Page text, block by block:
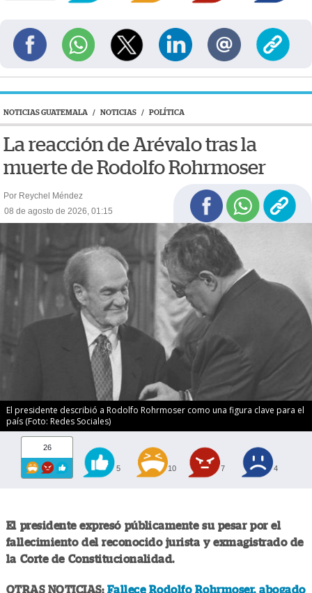
NOTICIAS GUATEMALA / NOTICIAS / POLÍTICA
La reacción de Arévalo tras la
muerte de Rodolfo Rohrmoser
Por Reychel Méndez
08 de agosto de 2026, 01:15
El presidente describió a Rodolfo Rohrmoser como una figura clave para el
país (Foto: Redes Sociales)
26
5 10 7 4
El presidente expresó públicamente su pesar por el
fallecimiento del reconocido jurista y exmagistrado de
la Corte de Constitucionalidad.
OTRAS NOTICIAS: Fallece Rodolfo Rohrmoser, abogado